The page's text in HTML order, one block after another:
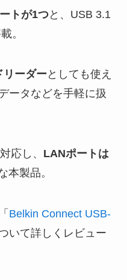
トが1つと、USB 3.1
。
ーダー としても使え
ータなどを手軽に扱
応し、 LANポートは
本製品。
Belkin Connect USB-
いて詳しくレビュー